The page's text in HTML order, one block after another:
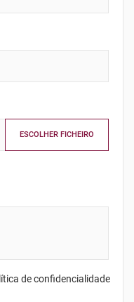
ESCOLHER FICHEIRO
de confidencialidade